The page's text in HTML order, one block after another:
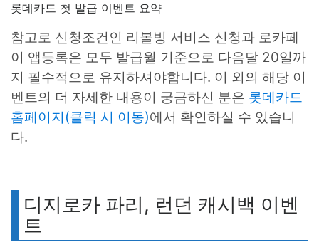
롯데카드 첫 발급 이벤트 요약
참고로 신청조건인 리볼빙 서비스 신청과 로카페
이 앱등록은 모두 발급월 기준으로 다음달 20일까
지 필수적으로 유지하셔야합니다. 이 외의 해당 이
벤트의 더 자세한 내용이 궁금하신 분은 롯데카드
홈페이지(클릭 시 이동)에서 확인하실 수 있습니
다.
디지로카 파리, 런던 캐시백 이벤
트